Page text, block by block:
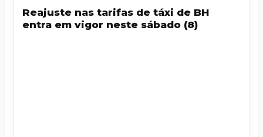
Reajuste nas tarifas de táxi de BH
entra em vigor neste sábado (8)